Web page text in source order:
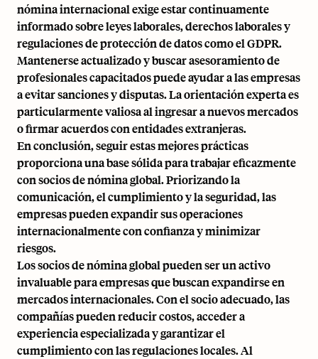
nómina internacional exige estar continuamente
informado sobre leyes laborales, derechos laborales y
regulaciones de protección de datos como el GDPR.
Mantenerse actualizado y buscar asesoramiento de
profesionales capacitados puede ayudar a las empresas
a evitar sanciones y disputas. La orientación experta es
particularmente valiosa al ingresar a nuevos mercados
o firmar acuerdos con entidades extranjeras.
En conclusión, seguir estas mejores prácticas
proporciona una base sólida para trabajar eficazmente
con socios de nómina global. Priorizando la
comunicación, el cumplimiento y la seguridad, las
empresas pueden expandir sus operaciones
internacionalmente con confianza y minimizar
riesgos.
Los socios de nómina global pueden ser un activo
invaluable para empresas que buscanexpandirse en
mercados internacionales. Con el socio adecuado, las
compañías pueden reducir costos, acceder a
experiencia especializada ygarantizar el
cumplimientocon las regulaciones locales. Al